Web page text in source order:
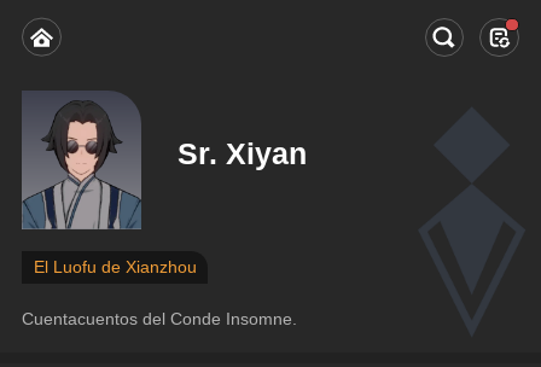
Sr. Xiyan
El Luofu de Xianzhou
Cuentacuentos del Conde Insomne.